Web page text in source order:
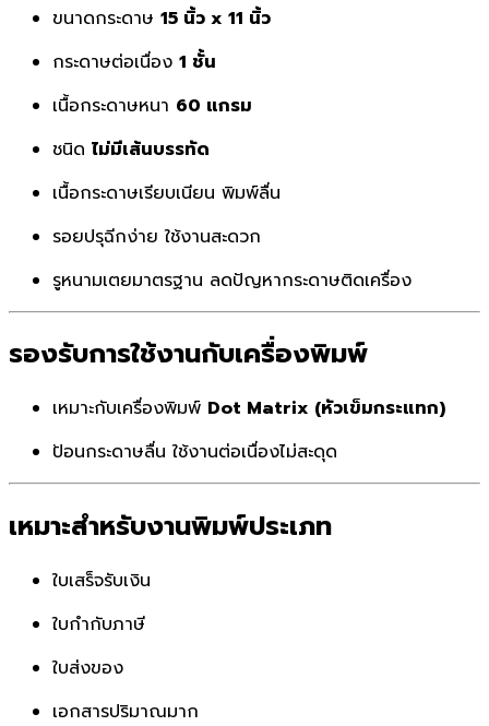
ขนาดกระดาษ 15 นิ้ว x 11 นิ้ว
กระดาษต่อเนื่อง 1 ชั้น
เนื้อกระดาษหนา 60 แกรม
ชนิด ไม่มีเส้นบรรทัด
เนื้อกระดาษเรียบเนียน พิมพ์ลื่น
รอยปรุฉีกง่าย ใช้งานสะดวก
รูหนามเตยมาตรฐาน ลดปัญหากระดาษติดเครื่อง
รองรับการใช้งานกับเครื่องพิมพ์
เหมาะกับเครื่องพิมพ์ Dot Matrix (หัวเข็มกระแทก)
ป้อนกระดาษลื่น ใช้งานต่อเนื่องไม่สะดุด
เหมาะสำหรับงานพิมพ์ประเภท
ใบเสร็จรับเงิน
ใบกำกับภาษี
ใบส่งของ
เอกสารปริมาณมาก